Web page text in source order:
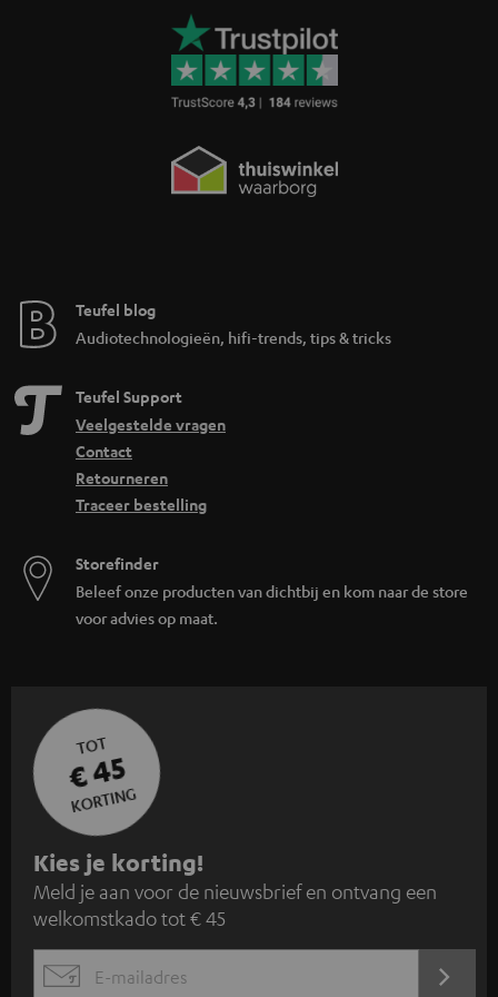
Teufel blog
Audiotechnologieën, hifi-trends, tips & tricks
Teufel Support
Veelgestelde vragen
Contact
Retourneren
Traceer bestelling
Storefinder
Beleef onze producten van dichtbij en kom naar de store
voor advies op maat.
TOT
€ 45
KORTING
A
a
n
m
Kies je korting!
Meld je aan voor de nieuwsbrief en ontvang een
welkomstkado tot € 45
EMAIL